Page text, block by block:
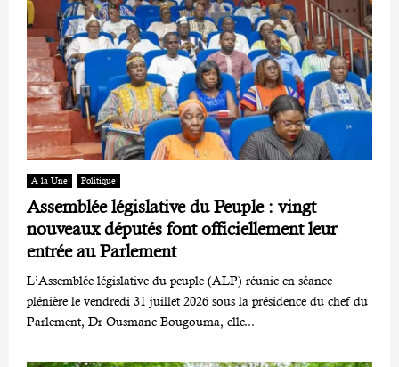
A la Une Politique
Assemblée législative du Peuple : vingt
nouveaux députés font officiellement leur
entrée au Parlement
L’Assemblée législative du peuple (ALP) réunie en séance
plénière le vendredi 31 juillet 2026 sous la présidence du chef du
Parlement, Dr Ousmane Bougouma, elle...